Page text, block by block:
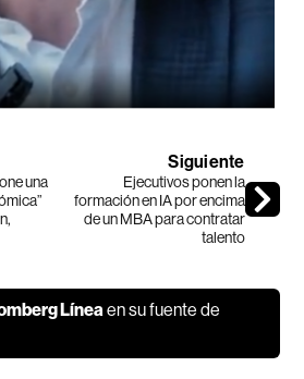
una
Siguiente
Ejecutivos ponen la
formación en IA por encima
de un MBA para contratar
talento
Línea en su fuente de